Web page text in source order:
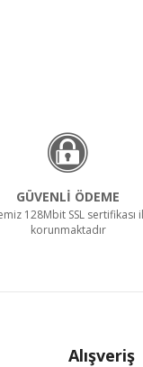
GÜVENLİ ÖDEME
128Mbit SSL sertifikası
korunmaktadır
Alışveriş